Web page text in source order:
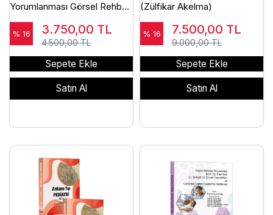
Yorumlanması Görsel Rehber
Ankara Nobel Tıp Kitabevleri
(Serkan Emre EROĞLU)
% 16 3.750,00 TL
4.500,00 TL
Sepete Ekle
Satın Al
(Zülfikar Akelma)
% 16 7.500,00 TL
9.000,00 TL
Sepete Ekle
Satın Al